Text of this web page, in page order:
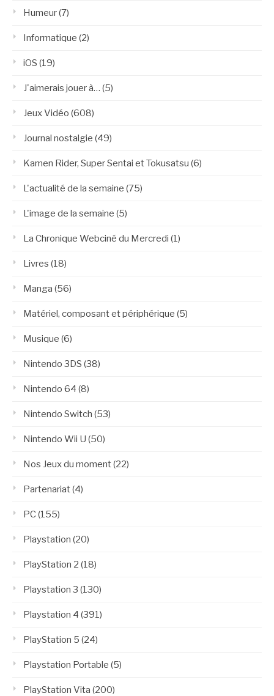
Humeur(7)
Informatique (2)
iOS (19)
J'aimerais jouer à… (5)
Jeux Vidéo (608)
Journal nostalgie (49)
Kamen Rider, Super Sentai et Tokusatsu (6)
L'actualité de la semaine (75)
L'image de la semaine (5)
La Chronique Webciné du Mercredi (1)
Livres (18)
Manga (56)
Matériel, composant et périphérique (5)
Musique (6)
Nintendo 3DS (38)
Nintendo 64 (8)
Nintendo Switch (53)
Nintendo Wii U (50)
Nos Jeux du moment(22)
Partenariat(4)
PC(155)
Playstation (20)
PlayStation 2 (18)
Playstation 3 (130)
Playstation 4 (391)
PlayStation 5 (24)
Playstation Portable (5)
PlayStation Vita (200)